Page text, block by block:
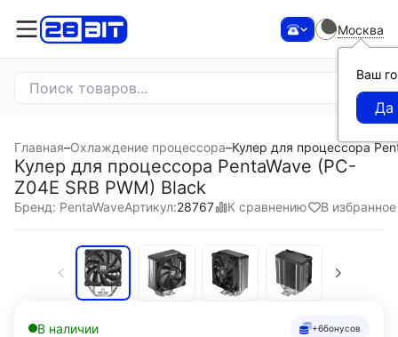
Москва
Ваш
Главная–Охлаждение процессора–Кулер для процессора
Кулер для процессора PentaWave (PC-
Z04E SRB PWM) Black
Бренд: PentaWaveАртикул:28767 К сравнению В избранное
В наличии +6бонусов